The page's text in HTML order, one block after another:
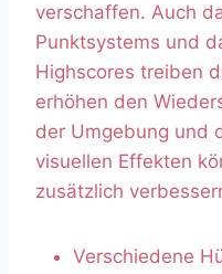
verschaffen. Auch
Punktsystems und
Highscores treiben
erhöhen den
der Umgebung und
visuellen Effekten
zusätzlich
Verschiedene